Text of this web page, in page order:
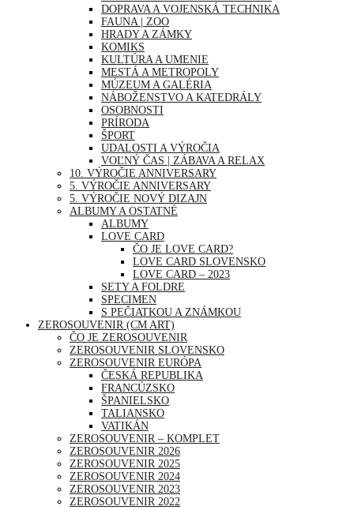
DOPRAVA A VOJENSKÁ TECHNIKA
FAUNA | ZOO
HRADY A ZÁMKY
KOMIKS
KULTÚRA A UMENIE
MESTÁ A METROPOLY
MÚZEUM A GALÉRIA
NÁBOŽENSTVO A KATEDRÁLY
OSOBNOSTI
PRÍRODA
ŠPORT
UDALOSTI A VÝROČIA
VOĽNÝ ČAS | ZÁBAVA A RELAX
10. VÝROČIE ANNIVERSARY
5. VÝROČIE ANNIVERSARY
5. VÝROČIE NOVÝ DIZAJN
ALBUMY A OSTATNÉ
ALBUMY
LOVE CARD
ČO JE LOVE CARD?
LOVE CARD SLOVENSKO
LOVE CARD – 2023
SETY A FOLDRE
SPECIMEN
S PEČIATKOU A ZNÁMKOU
ZEROSOUVENIR (CM ART)
ČO JE ZEROSOUVENIR
ZEROSOUVENIR SLOVENSKO
ZEROSOUVENIR EURÓPA
ČESKÁ REPUBLIKA
FRANCÚZSKO
ŠPANIELSKO
TALIANSKO
VATIKÁN
ZEROSOUVENIR – KOMPLET
ZEROSOUVENIR 2026
ZEROSOUVENIR 2025
ZEROSOUVENIR 2024
ZEROSOUVENIR 2023
ZEROSOUVENIR 2022